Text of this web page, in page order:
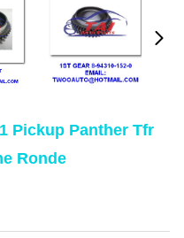
Pickup Panther Tfr
Ronde